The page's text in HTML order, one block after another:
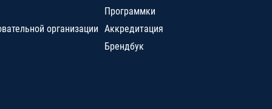
организации
Программки
Аккредитация
Брендбук